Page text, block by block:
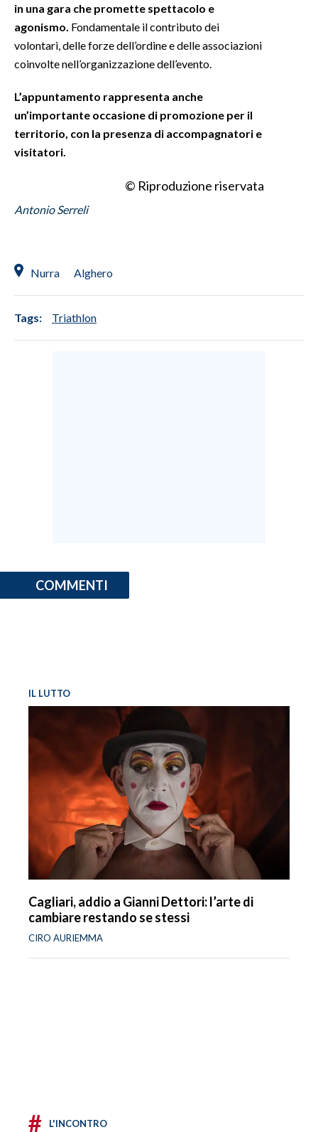
SARDI NEL MONDO
NOTIZIE
EVENTI
#CARAUNIONE
3 MINUTI CON
INFO AZIENDE
NECROLOGI
PUBBLICITÀ
SPIAGGE
in una gara che promette spettacolo e
agonismo. Fondamentale il contributo dei
volontari, delle forze dell’ordine e delle associazioni
coinvolte nell’organizzazione dell’evento.
L’appuntamento rappresenta anche
un’importante occasione di promozione per il
territorio, con la presenza di accompagnatori e
visitatori.
© Riproduzione riservata
Antonio Serreli
Nurra Alghero
Tags: Triathlon
COMMENTI
IL LUTTO
Cagliari, addio a Gianni Dettori: l’arte di
cambiare restando se stessi
CIRO AURIEMMA
# L'INCONTRO